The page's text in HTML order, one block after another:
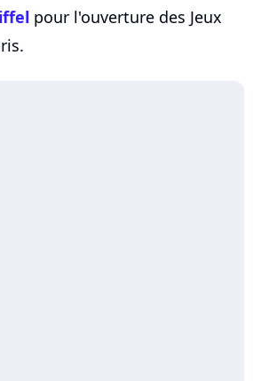
pour l'ouverture des Jeux